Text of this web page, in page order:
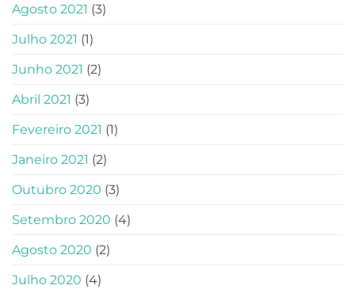
Agosto 2021 (3)
Julho 2021 (1)
Junho 2021 (2)
Abril 2021 (3)
Fevereiro 2021 (1)
Janeiro 2021 (2)
Outubro 2020 (3)
Setembro 2020 (4)
Agosto 2020 (2)
Julho 2020 (4)